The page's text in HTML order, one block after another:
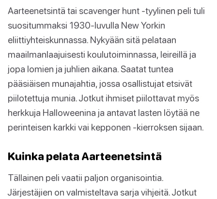
Aarteenetsintä tai scavenger hunt -tyylinen peli tuli
suositummaksi 1930-luvulla New Yorkin
eliittiyhteiskunnassa. Nykyään sitä pelataan
maailmanlaajuisesti koulutoiminnassa, leireillä ja
jopa lomien ja juhlien aikana. Saatat tuntea
pääsiäisen munajahtia, jossa osallistujat etsivät
piilotettuja munia. Jotkut ihmiset piilottavat myös
herkkuja Halloweenina ja antavat lasten löytää ne
perinteisen karkki vai kepponen -kierroksen sijaan.
Kuinka pelata Aarteenetsintä
Tällainen peli vaatii paljon organisointia.
Järjestäjien on valmisteltava sarja vihjeitä. Jotkut